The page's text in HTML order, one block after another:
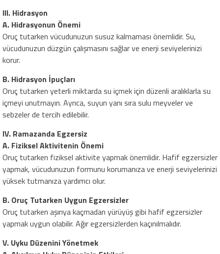
III. Hidrasyon
A. Hidrasyonun Önemi
Oruç tutarken vücudunuzun susuz kalmaması önemlidir. Su,
vücudunuzun düzgün çalışmasını sağlar ve enerji seviyelerinizi
korur.
B. Hidrasyon İpuçları
Oruç tutarken yeterli miktarda su içmek için düzenli aralıklarla su
içmeyi unutmayın. Ayrıca, suyun yanı sıra sulu meyveler ve
sebzeler de tercih edilebilir.
IV. Ramazanda Egzersiz
A. Fiziksel Aktivitenin Önemi
Oruç tutarken fiziksel aktivite yapmak önemlidir. Hafif egzersizler
yapmak, vücudunuzun formunu korumanıza ve enerji seviyelerinizi
yüksek tutmanıza yardımcı olur.
B. Oruç Tutarken Uygun Egzersizler
Oruç tutarken aşırıya kaçmadan yürüyüş gibi hafif egzersizler
yapmak uygun olabilir. Ağır egzersizlerden kaçınılmalıdır.
V. Uyku Düzenini Yönetmek